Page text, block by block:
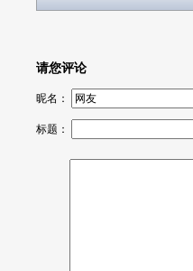
请您评论
昵名：
标题：